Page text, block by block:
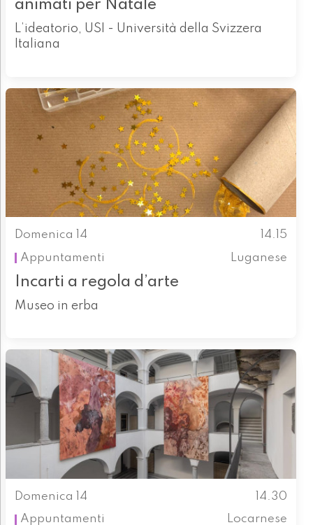
animati per Natale
L’ideatorio, USI - Università della Svizzera
Italiana
Domenica 14
14.15
Appuntamenti
Luganese
Incarti a regola d’arte
Museo in erba
Domenica 14
14.30
Appuntamenti
Locarnese